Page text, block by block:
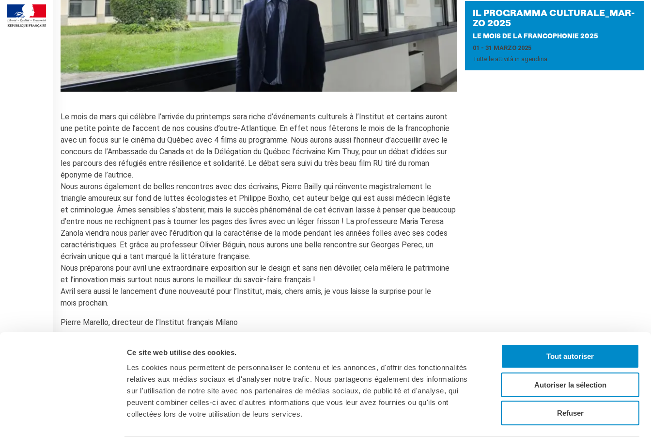
Ce site web utilise des cookies.
Les cookies nous permettent de personnaliser le contenu et les annonces, d'offrir des fonctionnalités
relatives aux médias sociaux et d'analyser notre trafic. Nous partageons également des informations
sur l'utilisation de notre site avec nos partenaires de médias sociaux, de publicité et d'analyse, qui
peuvent combiner celles-ci avec d'autres informations que vous leur avez fournies ou qu'ils ont
collectées lors de votre utilisation de leurs services.
Tout autoriser
Autoriser la sélection
Refuser
Corsi aziendali
Informazioni utili: Calendario
e CGV
Corsi di teatro
DIPLOMI & TEST
Diplomi DELF DALF
Test di lingua TCF
MEDIATECA
Catalogo
Culturethèque
CINEMA
SCUOLA & UNIVERSITÀ
Cooperazione educativa
universitaria
Soggiorni linguistici in
Francia
Studiare in Francia
PARTENARIATI
Affittare i nostri spazi
Le cercle des amis
CHI SIAMO
Contatti
Come raggiungerci
Certificazione di qualità
La Carte Institut français
Le mois de mars qui célèbre l’arrivée du printemps sera riche d’événements culturels à l’Institut et certains auront
une petite pointe de l’accent de nos cousins d’outre-Atlantique. En effet nous fêterons le mois de la francophonie
avec un focus sur le cinéma du Québec avec 4 films au programme. Nous aurons aussi l’honneur d’accueillir avec le
concours de l’Ambassade du Canada et de la Délégation du Québec l’écrivaine Kim Thuy, pour un débat d’idées sur
les parcours des réfugiés entre résilience et solidarité. Le débat sera suivi du très beau film RU tiré du roman
éponyme de l’autrice.
Nous aurons également de belles rencontres avec des écrivains, Pierre Bailly qui réinvente magistralement le
triangle amoureux sur fond de luttes écologistes et Philippe Boxho, cet auteur belge qui est aussi médecin légiste
et criminologue. Âmes sensibles s’abstenir, mais le succès phénoménal de cet écrivain laisse à penser que beaucoup
d’entre nous ne rechignent pas à tourner les pages des livres avec un léger frisson ! La professeure Maria Teresa
Zanola viendra nous parler avec l’érudition qui la caractérise de la mode pendant les années folles avec ses codes
caractéristiques. Et grâce au professeur Olivier Béguin, nous aurons une belle rencontre sur Georges Perec, un
écrivain unique qui a tant marqué la littérature française.
Nous préparons pour avril une extraordinaire exposition sur le design et sans rien dévoiler, cela mêlera le patrimoine
et l’innovation mais surtout nous aurons le meilleur du savoir-faire français !
Avril sera aussi le lancement d’une nouveauté pour l’Institut, mais, chers amis, je vous laisse la surprise pour le
mois prochain.
Pierre Marello, directeur de l’Institut français Milano
IL PRO­GRAM­MA CUL­TU­RA­LE_­MAR­
ZO 2025
LE MOIS DE LA FRANCOPHONIE 2025
01 - 31 MARZO 2025
Tutte le attività in agendina
Iscriviti alla newsletter